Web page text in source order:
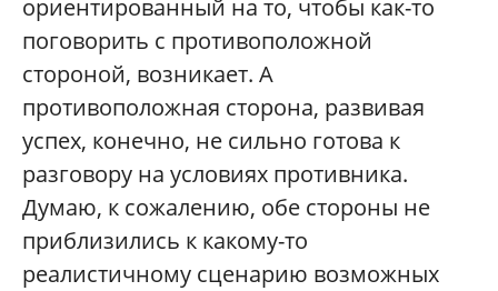
ориентированный на то, чтобы как-то
поговорить с противоположной
стороной, возникает. А
противоположная сторона, развивая
успех, конечно, не сильно готова к
разговору на условиях противника.
Думаю, к сожалению, обе стороны не
приблизились к какому-то
реалистичному сценарию возможных